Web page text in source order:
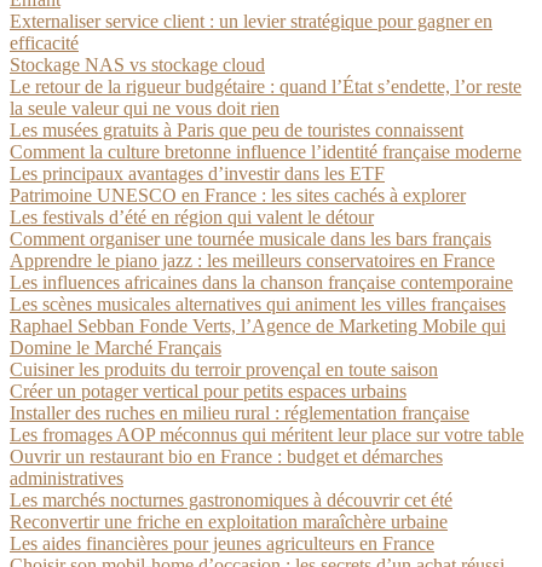
Externaliser service client : un levier stratégique pour gagner en
efficacité
Stockage NAS vs stockage cloud
Le retour de la rigueur budgétaire : quand l’État s’endette, l’or reste
la seule valeur qui ne vous doit rien
Les musées gratuits à Paris que peu de touristes connaissent
Comment la culture bretonne influence l’identité française moderne
Les principaux avantages d’investir dans les ETF
Patrimoine UNESCO en France : les sites cachés à explorer
Les festivals d’été en région qui valent le détour
Comment organiser une tournée musicale dans les bars français
Apprendre le piano jazz : les meilleurs conservatoires en France
Les influences africaines dans la chanson française contemporaine
Les scènes musicales alternatives qui animent les villes françaises
Raphael Sebban Fonde Verts, l’Agence de Marketing Mobile qui
Domine le Marché Français
Cuisiner les produits du terroir provençal en toute saison
Créer un potager vertical pour petits espaces urbains
Installer des ruches en milieu rural : réglementation française
Les fromages AOP méconnus qui méritent leur place sur votre table
Ouvrir un restaurant bio en France : budget et démarches
administratives
Les marchés nocturnes gastronomiques à découvrir cet été
Reconvertir une friche en exploitation maraîchère urbaine
Les aides financières pour jeunes agriculteurs en France